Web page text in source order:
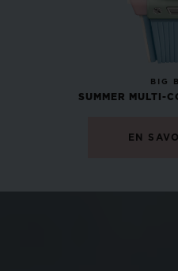
BIG
SUMMER MULTI-
EN